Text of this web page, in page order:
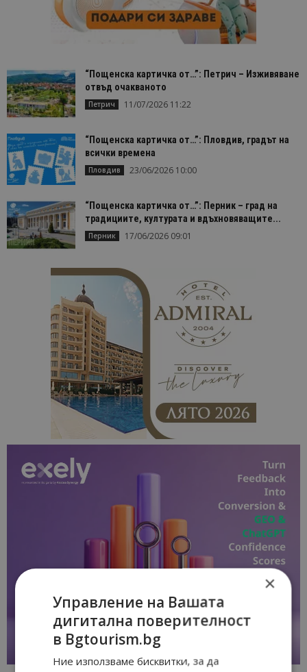
“Пощенска картичка от…”: Петрич – Изживяване
отвъд очакваното
Петрич 11/07/2026 11:22
“Пощенска картичка от…”: Пловдив, градът на
всички времена
Пловдив 23/06/2026 10:00
“Пощенска картичка от…”: Перник – град на
традициите, културата и вдъхновяващите...
Перник 17/06/2026 09:01
×
Управление на Вашата
дигитална поверителност
в Bgtourism.bg
Ние използваме бисквитки, за да